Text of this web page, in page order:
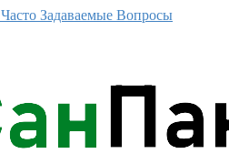
Часто Задаваемые Вопросы